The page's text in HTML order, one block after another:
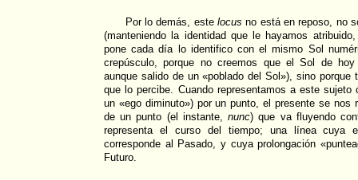
Por lo demás, este locus no está en reposo, no
(manteniendo la identidad que le hayamos
pone cada día lo identifico con el mismo Sol
crepúsculo, porque no creemos que el Sol de
aunque salido de un «poblado del Sol»), sino porque
que lo percibe. Cuando representamos a este sujeto
un «ego diminuto») por un punto, el presente se nos
de un punto (el instante,nunc) que va fluyendo
representa el curso del tiempo; una línea cuya
corresponde al Pasado, y cuya prolongación
Futuro.